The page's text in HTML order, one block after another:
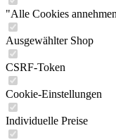
"Alle Cookies
Ausgewählter Shop
CSRF-Token
Cookie-Einstellungen
Individuelle Preise